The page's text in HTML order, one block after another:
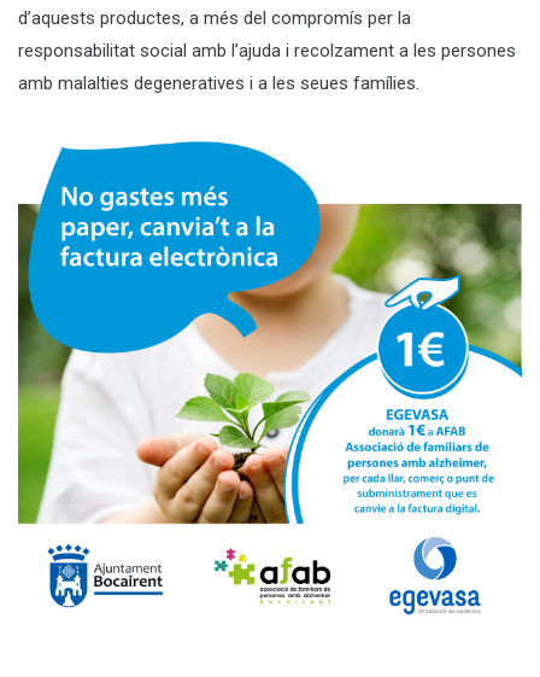
d’aquests productes, a més del compromís per la
responsabilitat social amb l’ajuda i recolzament a les persones
amb malalties degeneratives i a les seues famílies.